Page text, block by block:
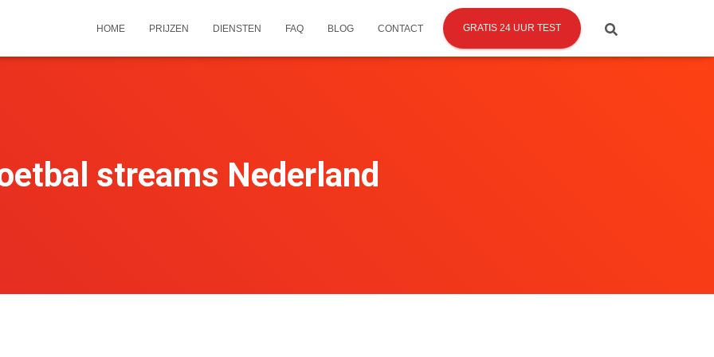
HOME PRIJZEN DIENSTEN FAQ BLOG CONTACT GRATIS 24 UUR TEST
streams Nederland